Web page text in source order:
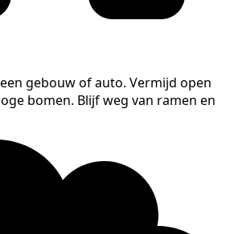
gebouw of auto. Vermijd open
bomen. Blijf weg van ramen en